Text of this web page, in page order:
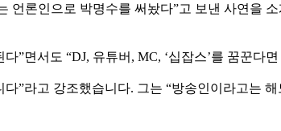
언론인으로 박명수를 써놨다”고 보낸 사연을
”면서도 “DJ, 유튜버, MC, ‘십잡스’를 꿈꾼다
”라고 강조했습니다. 그는 “방송인이라고는